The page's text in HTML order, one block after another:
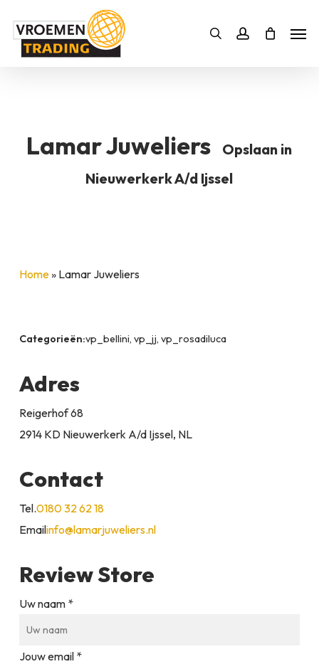
Zoekenaccount
Bestelling SLUITEN
Lamar Juweliers
Opslaan in
Nieuwerkerk A/d Ijssel
Home» Lamar Juweliers
Categorieën:vp_bellini, vp_jj, vp_rosadiluca
Adres
Reigerhof 68
2914 KD Nieuwerkerk A/d Ijssel, NL
Contact
Tel.0180 32 62 18
Emailinfo@lamarjuweliers.nl
Review Store
Uw naam *
Jouw email *